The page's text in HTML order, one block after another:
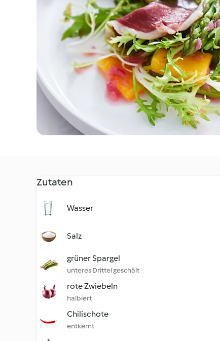
Zutaten
Wasser
Salz
grüner Spargel
unteres Drittel geschält
rote Zwiebeln
halbiert
Chilischote
entkernt